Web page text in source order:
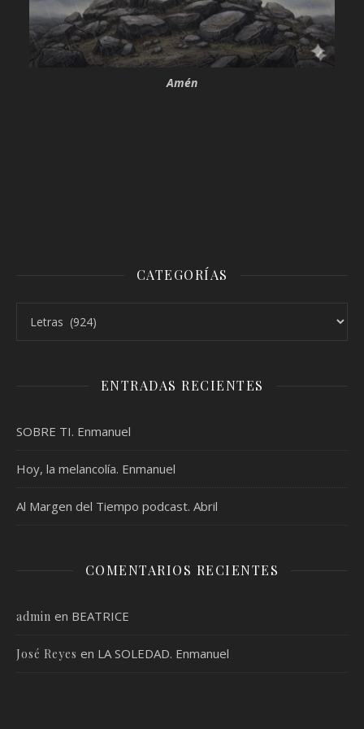
Amén
CATEGORÍAS
ENTRADAS RECIENTES
SOBRE TI. Enmanuel
Hoy, la melancolía. Enmanuel
Al Margen del Tiempo podcast. Abril
COMENTARIOS RECIENTES
admin en BEATRICE
José Reyes en LA SOLEDAD. Enmanuel